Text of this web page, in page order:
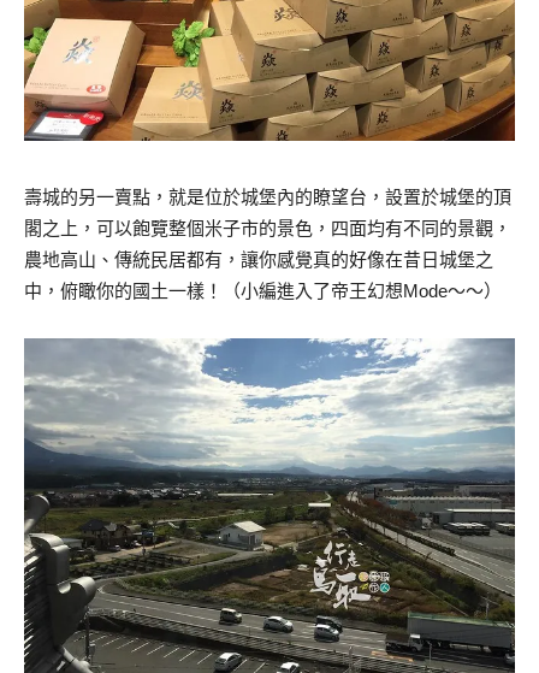
壽城的另一賣點，就是位於城堡內的瞭望台，設置於城堡的頂
閣之上，可以飽覽整個米子市的景色，四面均有不同的景觀，
農地高山、傳統民居都有，讓你感覺真的好像在昔日城堡之
中，俯瞰你的國土一樣！（小編進入了帝王幻想Mode～～）